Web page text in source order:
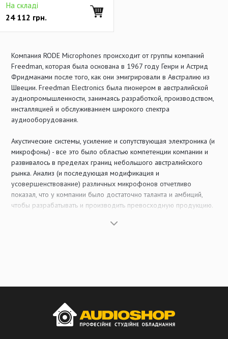
На складі
24 112 грн.
Компания RODE Microphones происходит от группы компаний
Freedman, которая была основана в 1967 году Генри и Астрид
Фридманами после того, как они эмигрировали в Австралию из
Швеции. Freedman Electronics была пионером в австралийской
аудиопромышленности, занимаясь разработкой, производством,
инсталляцией и обслуживанием широкого спектра
аудиооборудования.
Акустические системы, усиление и сопутствующая электроника (и
микрофоны) - все это было областью компетенции компании и
развивалось в пределах границ небольшого австралийского
рынка. Анализ (и последующая модификация и
усовершенствование) различных микрофонов отчетливо
показал, что у компании было достаточно таланта и амбиций,
чтобы разрабатывать и производить превосходную продукцию.
В 1990 году было принято решение о производстве и продаже
время был невелик, и существенные инвестиции окупались
только через небольшое количество продаж.